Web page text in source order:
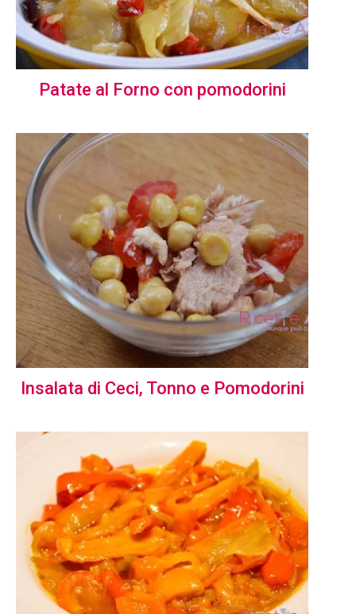
Patate al Forno con pomodorini
Insalata di Ceci, Tonno e Pomodorini